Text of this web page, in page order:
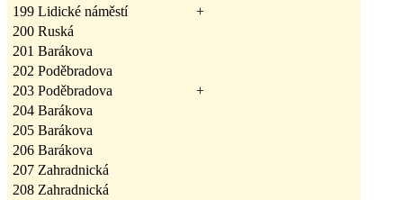
199 Lidické náměstí
+
200 Ruská
201 Barákova
202 Poděbradova
203 Poděbradova
+
204 Barákova
205 Barákova
206 Barákova
207 Zahradnická
208 Zahradnická